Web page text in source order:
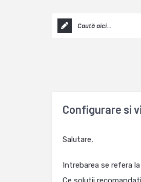
Configurare si
Salutare,
Intrebarea se refera